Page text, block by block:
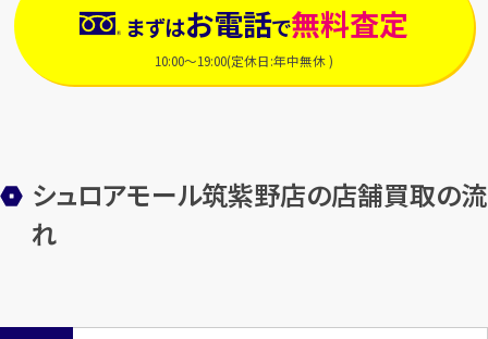
まずはお電話で無料査定
10:00～19:00(定休日:年中無休 )
シュロアモール筑紫野店の店舗買取の流
れ